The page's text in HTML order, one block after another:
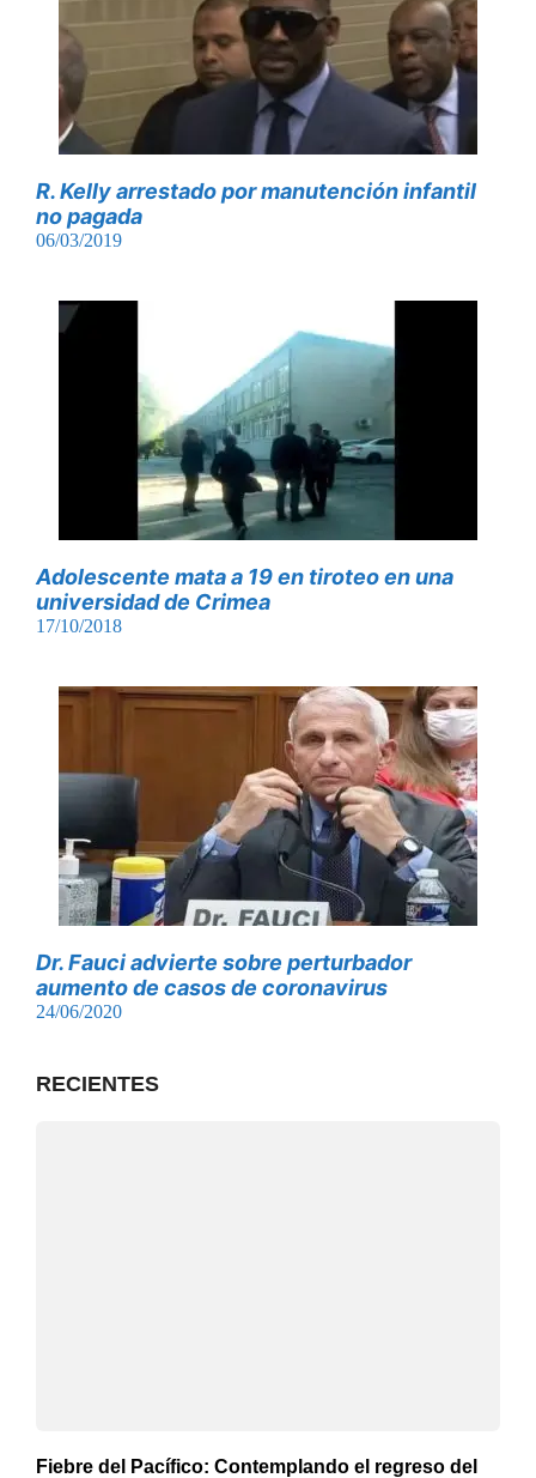
R. Kelly arrestado por manutención infantil
no pagada
06/03/2019
Adolescente mata a 19 en tiroteo en una
universidad de Crimea
17/10/2018
Dr. Fauci advierte sobre perturbador
aumento de casos de coronavirus
24/06/2020
RECIENTES
Fiebre del Pacífico: Contemplando el regreso del